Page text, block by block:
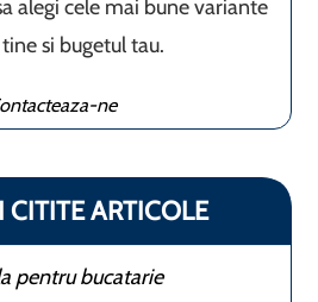
alegi cele mai bune variante
si bugetul tau.
ne
CITITE ARTICOLE
pentru bucatarie